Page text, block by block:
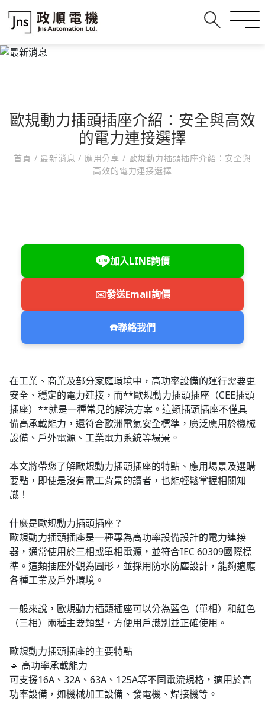
歐規動力插頭插座介紹：安全與高效
的電力連接選擇
首頁 / 最新消息/ 應用分享 / 歐規動力插頭插座介紹：安全與
高效的電力連接選擇
加入LINE詢價
✉️發送Email詢價
☎️聯絡我們
在工業、商業及部分家庭環境中，高功率設備的運行需要更
安全、穩定的電力連接，而**歐規動力插頭插座（CEE插頭
插座）**就是一種常見的解決方案。這類插頭插座不僅具
備高承載能力，還符合歐洲電氣安全標準，廣泛應用於機械
設備、戶外電源、工業電力系統等場景。
本文將帶您了解歐規動力插頭插座的特點、應用場景及選購
要點，即使是沒有電工背景的讀者，也能輕鬆掌握相關知
識！
什麼是歐規動力插頭插座？
歐規動力插頭插座是一種專為高功率設備設計的電力連接
器，通常使用於三相或單相電源，並符合IEC 60309國際標
準。這類插座外觀為圓形，並採用防水防塵設計，能夠適應
各種工業及戶外環境。
一般來說，歐規動力插頭插座可以分為藍色（單相）和紅色
（三相）兩種主要類型，方便用戶識別並正確使用。
歐規動力插頭插座的主要特點
🔹 高功率承載能力
可支援16A、32A、63A、125A等不同電流規格，適用於高
功率設備，如機械加工設備、發電機、焊接機等。